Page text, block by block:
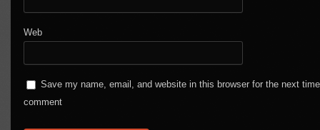
Web
Save my name, email, and website in this browser for the next
comment